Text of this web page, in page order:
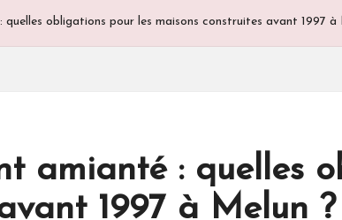
obligations pour les maisons construites avant 1997 à
amianté : quelles
1997 à Melun ?